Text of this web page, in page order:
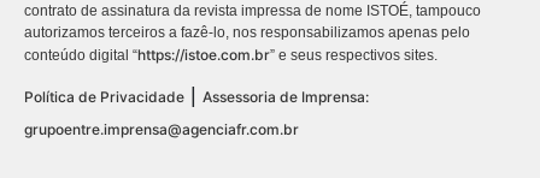
contrato de assinatura da revista impressa de nome ISTOÉ, tampouco
autorizamos terceiros a fazê-lo, nos responsabilizamos apenas pelo
conteúdo digital “https://istoe.com.br” e seus respectivos sites.
Política de Privacidade | Assessoria de Imprensa:
grupoentre.imprensa@agenciafr.com.br